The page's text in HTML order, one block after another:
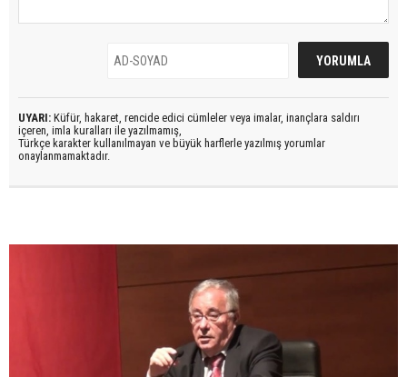
UYARI: Küfür, hakaret, rencide edici cümleler veya imalar, inançlara saldırı
içeren, imla kuralları ile yazılmamış,
Türkçe karakter kullanılmayan ve büyük harflerle yazılmış yorumlar
onaylanmamaktadır.